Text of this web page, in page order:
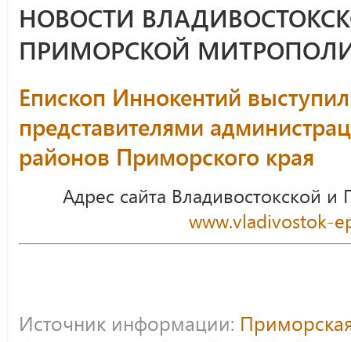
НОВОСТИ
ПРИМОРСКОЙ
Епископ Иннокентий
представителями
районов Приморского края
Адрес сайта Владивостокской
www.vladivostok-
Источник информации: